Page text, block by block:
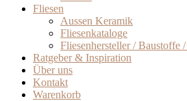
Fliesen
Aussen Keramik
Fliesenkataloge
Fliesenhersteller / Baustoffe
Ratgeber & Inspiration
Über uns
Kontakt
Warenkorb